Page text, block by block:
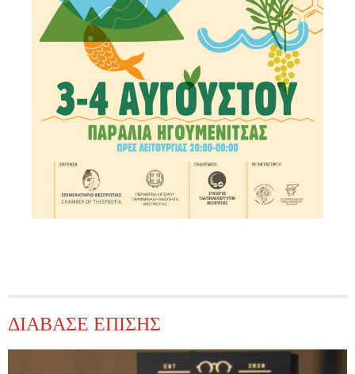
ΔΙΑΒΑΣΕ ΕΠΙΣΗΣ